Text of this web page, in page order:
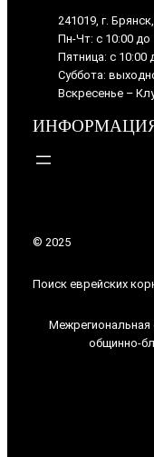
241019, г.
Пн-Чт: с 10:00 до
Пятница: с 10:00
Суббота:
Вскресенье –
© 2025
Поиск еврейских
Межрегиональная
общинно-